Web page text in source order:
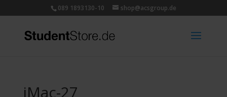
089 1893130-10 shop@acsgroup.de
iMac-27